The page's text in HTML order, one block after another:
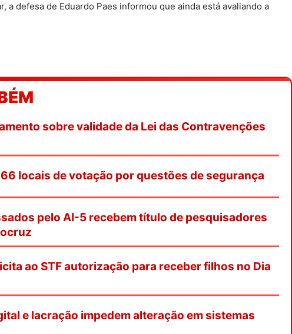
a defesa de Eduardo Paes informou que ainda está avaliando a
sobre validade da Lei das Contravenções
locais de votação por questões de segurança
pelo AI-5 recebem título de pesquisadores
ao STF autorização para receber filhos no Dia
e lacração impedem alteração em sistemas